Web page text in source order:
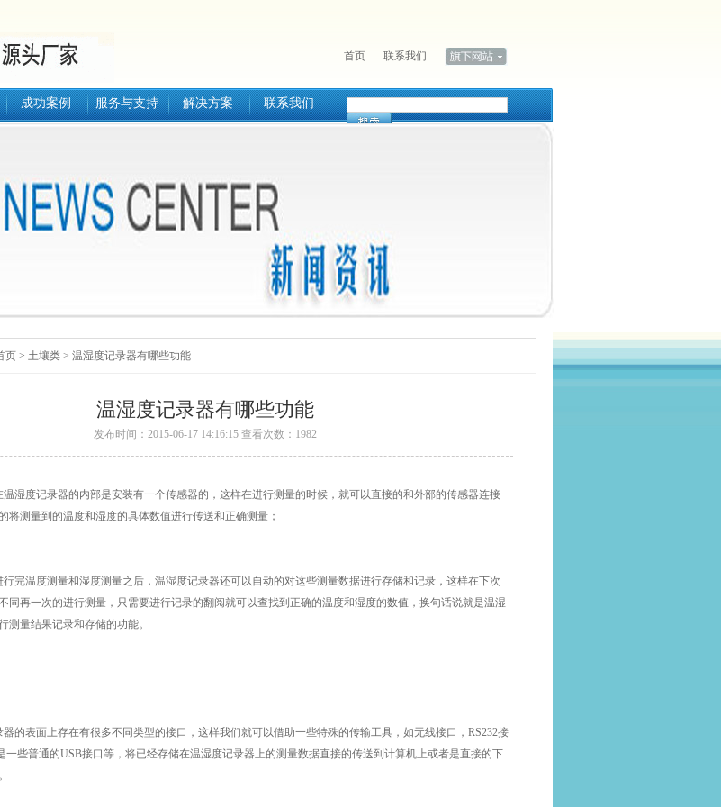
首页 联系我们
成功案例 服务与支持 解决方案 联系我们
页 > 土壤类 > 温湿度记录器有哪些功能
温湿度记录器有哪些功能
发布时间：2015-06-17 14:16:15 查看次数：1982
温湿度记录器的内部是安装有一个传感器的，这样在进行测量的时候，就可以直接的和外部的传感器连接
将测量到的温度和湿度的具体数值进行传送和正确测量；
完温度测量和湿度测量之后，温湿度记录器还可以自动的对这些测量数据进行存储和记录，这样在下次
同再一次的进行测量，只需要进行记录的翻阅就可以查找到正确的温度和湿度的数值，换句话说就是温湿
测量结果记录和存储的功能。
的表面上存在有很多不同类型的接口，这样我们就可以借助一些特殊的传输工具，如无线接口，RS232接
一些普通的USB接口等，将已经存储在温湿度记录器上的测量数据直接的传送到计算机上或者是直接的下